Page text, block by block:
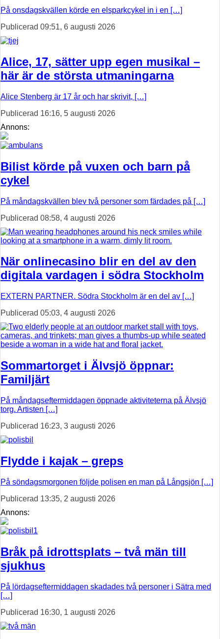
På onsdagskvällen körde en elsparkcykel in i en […]
Publicerad 09:51, 6 augusti 2026
Alice, 17, sätter upp egen musikal –
här är de största utmaningarna
Alice Stenberg är 17 år och har skrivit, […]
Publicerad 16:16, 5 augusti 2026
Annons:
Bilist körde på vuxen och barn på
cykel
På måndagskvällen blev två personer som färdades på […]
Publicerad 08:58, 4 augusti 2026
När onlinecasino blir en del av den
digitala vardagen i södra Stockholm
EXTERN PARTNER. Södra Stockholm är en del av […]
Publicerad 05:03, 4 augusti 2026
Sommartorget i Älvsjö öppnar:
Familjärt
På måndagseftermiddagen öppnade aktiviteterna på Älvsjö
torg. Artisten […]
Publicerad 16:23, 3 augusti 2026
Flydde i kajak – greps
På söndagsmorgonen följde polisen en man på Långsjön […]
Publicerad 13:35, 2 augusti 2026
Annons:
Bråk på idrottsplats – två män till
sjukhus
På lördagseftermiddagen skadades två personer i Sätra med
[…]
Publicerad 16:30, 1 augusti 2026